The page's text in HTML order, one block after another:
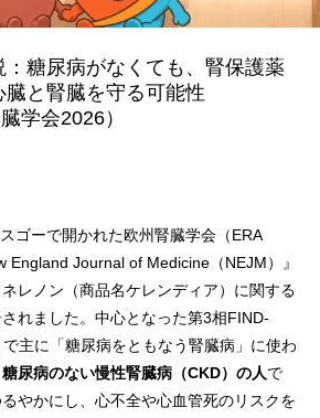
糖尿病がなくても、腎保護薬
臓と腎臓を守る可能性
学会2026）
ゴーで開かれた欧州腎臓学会（ERA
England Journal of Medicine（NEJM）』
レノン（商品名ケレンディア）に関する
れました。中心となった第3相FIND-
主に「糖尿病をともなう腎臓病」に使わ
糖尿病のない慢性腎臓病（CKD）の人で
やかにし、心不全や心血管死のリスクを